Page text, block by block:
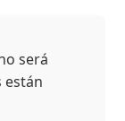
será
están